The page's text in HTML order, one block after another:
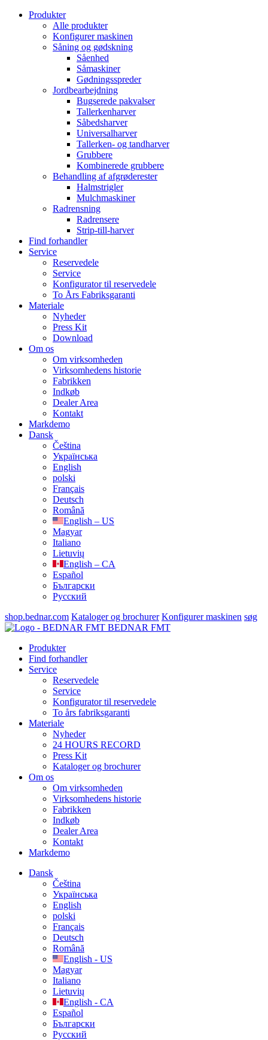
Produkter
Alle produkter
Konfigurer maskinen
Såning og gødskning
Såenhed
Såmaskiner
Gødningsspreder
Jordbearbejdning
Bugserede pakvalser
Tallerkenharver
Såbedsharver
Universalharver
Tallerken- og tandharver
Grubbere
Kombinerede grubbere
Behandling af afgrøderester
Halmstrigler
Mulchmaskiner
Radrensning
Radrensere
Strip-till-harver
Find forhandler
Service
Reservedele
Service
Konfigurator til reservedele
To Års Fabriksgaranti
Materiale
Nyheder
Press Kit
Download
Om os
Om virksomheden
Virksomhedens historie
Fabrikken
Indkøb
Dealer Area
Kontakt
Markdemo
Dansk
Čeština
Українська
English
polski
Français
Deutsch
Română
English – US
Magyar
Italiano
Lietuvių
English – CA
Español
Български
Русский
shop.bednar.com Kataloger og brochurer Konfigurer maskinen søg
BEDNAR FMT
Produkter
Find forhandler
Service
Reservedele
Service
Konfigurator til reservedele
To års fabriksgaranti
Materiale
Nyheder
24 HOURS RECORD
Press Kit
Kataloger og brochurer
Om os
Om virksomheden
Virksomhedens historie
Fabrikken
Indkøb
Dealer Area
Kontakt
Markdemo
Dansk
Čeština
Українська
English
polski
Français
Deutsch
Română
English - US
Magyar
Italiano
Lietuvių
English - CA
Español
Български
Русский